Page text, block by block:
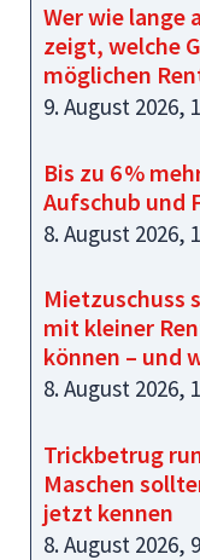
Wer wie lange
zeigt, welche
möglichen
9. August 2026,
Bis zu 6 %
Aufschub und
8. August 2026,
Mietzuschuss
mit kleiner
können – und
8. August 2026,
Trickbetrug
Maschen
jetzt kennen
8. August 2026,